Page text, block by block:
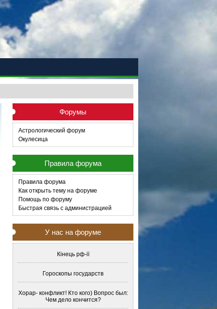
Форумы
Астрологический форум
Окулесица
Правила форума
Правила форума
Как открыть тему на форуме
Помощь по форуму
Быстрая связь с администрацией
У нас на форуме
Кінець рф-ії
Гороскопы государств
Хорар- конфликт! Кто кого) Вопрос был:
Чем дело кончится?